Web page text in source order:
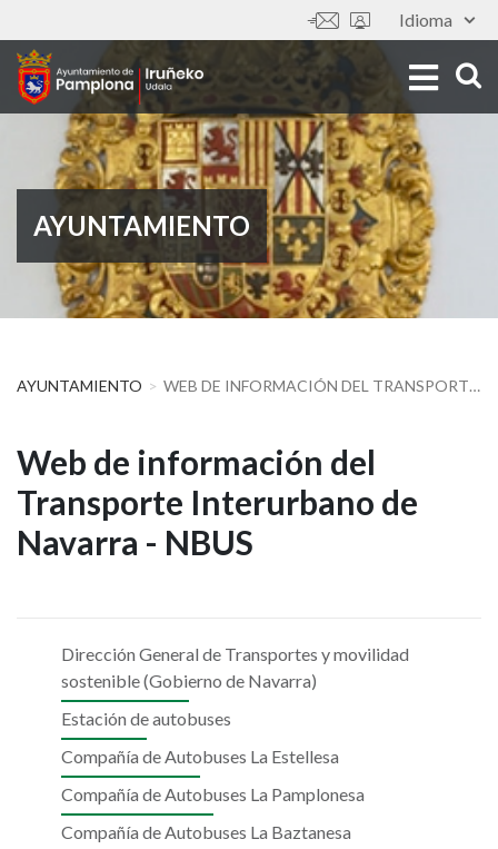
al
contenido
principal
Idioma
Tools
AYUNTAMIENTO
AYUNTAMIENTO WEB DE INFORMACIÓN DEL TRANSPORTE INTERURBANO DE NAVARRA - NBUS
Web
de
información
Transporte
Interurbano
Navarra
Web de información del
Transporte Interurbano de
Navarra - NBUS
Dirección General de Transportes y movilidad
sostenible (Gobierno de Navarra)
Estación de autobuses
Compañía de Autobuses La Estellesa
Compañía de Autobuses La Pamplonesa
Compañía de Autobuses La Baztanesa